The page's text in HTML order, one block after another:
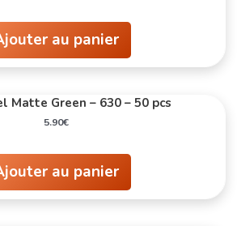
au panier
Matte Green – 630 – 50 pcs
5.90€
au panier